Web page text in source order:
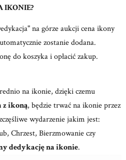
IKONIE?
na górze aukcji cena ikony
zostanie dodana.
do koszyka i opłacić zakup.
na ikonie, dzięki czemu
z ikoną, będzie trwać na ikonie przez
wydarzenie jakim jest:
Chrzest, Bierzmowanie czy
dedykację na ikonie.